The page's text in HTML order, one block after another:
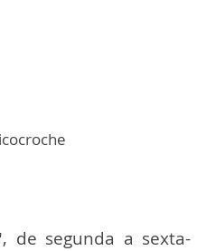
de segunda a sexta-